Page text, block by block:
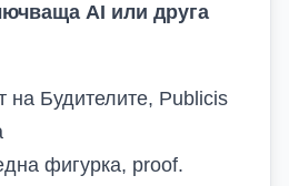
AI или друга
на Будителите, Publicis
фигурка, proof.